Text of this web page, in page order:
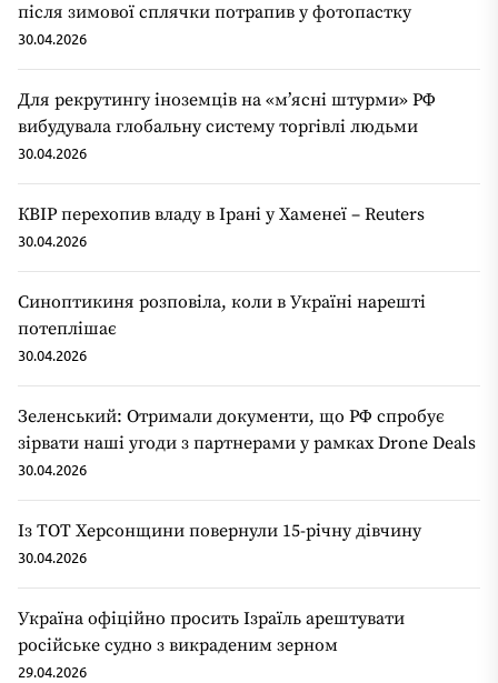
після зимової сплячки потрапив у фотопастку
30.04.2026
Для рекрутингу іноземців на «мʼясні штурми» РФ
вибудувала глобальну систему торгівлі людьми
30.04.2026
КВІР перехопив владу в Ірані у Хаменеї – Reuters
30.04.2026
Синоптикиня розповіла, коли в Україні нарешті
потеплішає
30.04.2026
Зеленський: Отримали документи, що РФ спробує
зірвати наші угоди з партнерами у рамках Drone Deals
30.04.2026
Із ТОТ Херсонщини повернули 15-річну дівчину
30.04.2026
Україна офіційно просить Ізраїль арештувати
російське судно з викраденим зерном
29.04.2026